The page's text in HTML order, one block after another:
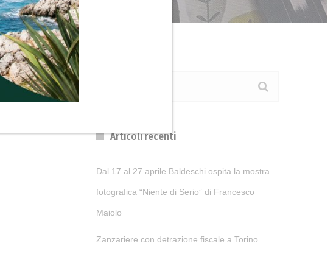
Articoli recenti
Dal 17 al 27 aprile Baldeschi ospita la mostra
fotografica “Niente di Serio” di Francesco
Maiolo
Zanzariere con detrazione fiscale a Torino